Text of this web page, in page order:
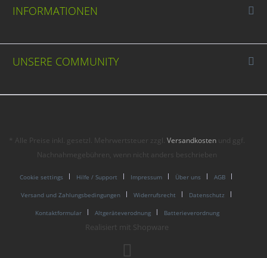
INFORMATIONEN
UNSERE COMMUNITY
* Alle Preise inkl. gesetzl. Mehrwertsteuer zzgl.Versandkosten und ggf.
Nachnahmegebühren, wenn nicht anders beschrieben
Cookie settings Hilfe / Support Impressum Über uns AGB
Versand und Zahlungsbedingungen Widerrufsrecht Datenschutz
Kontaktformular Altgeräteverodnung Batterieverordnung
Realisiert mit Shopware